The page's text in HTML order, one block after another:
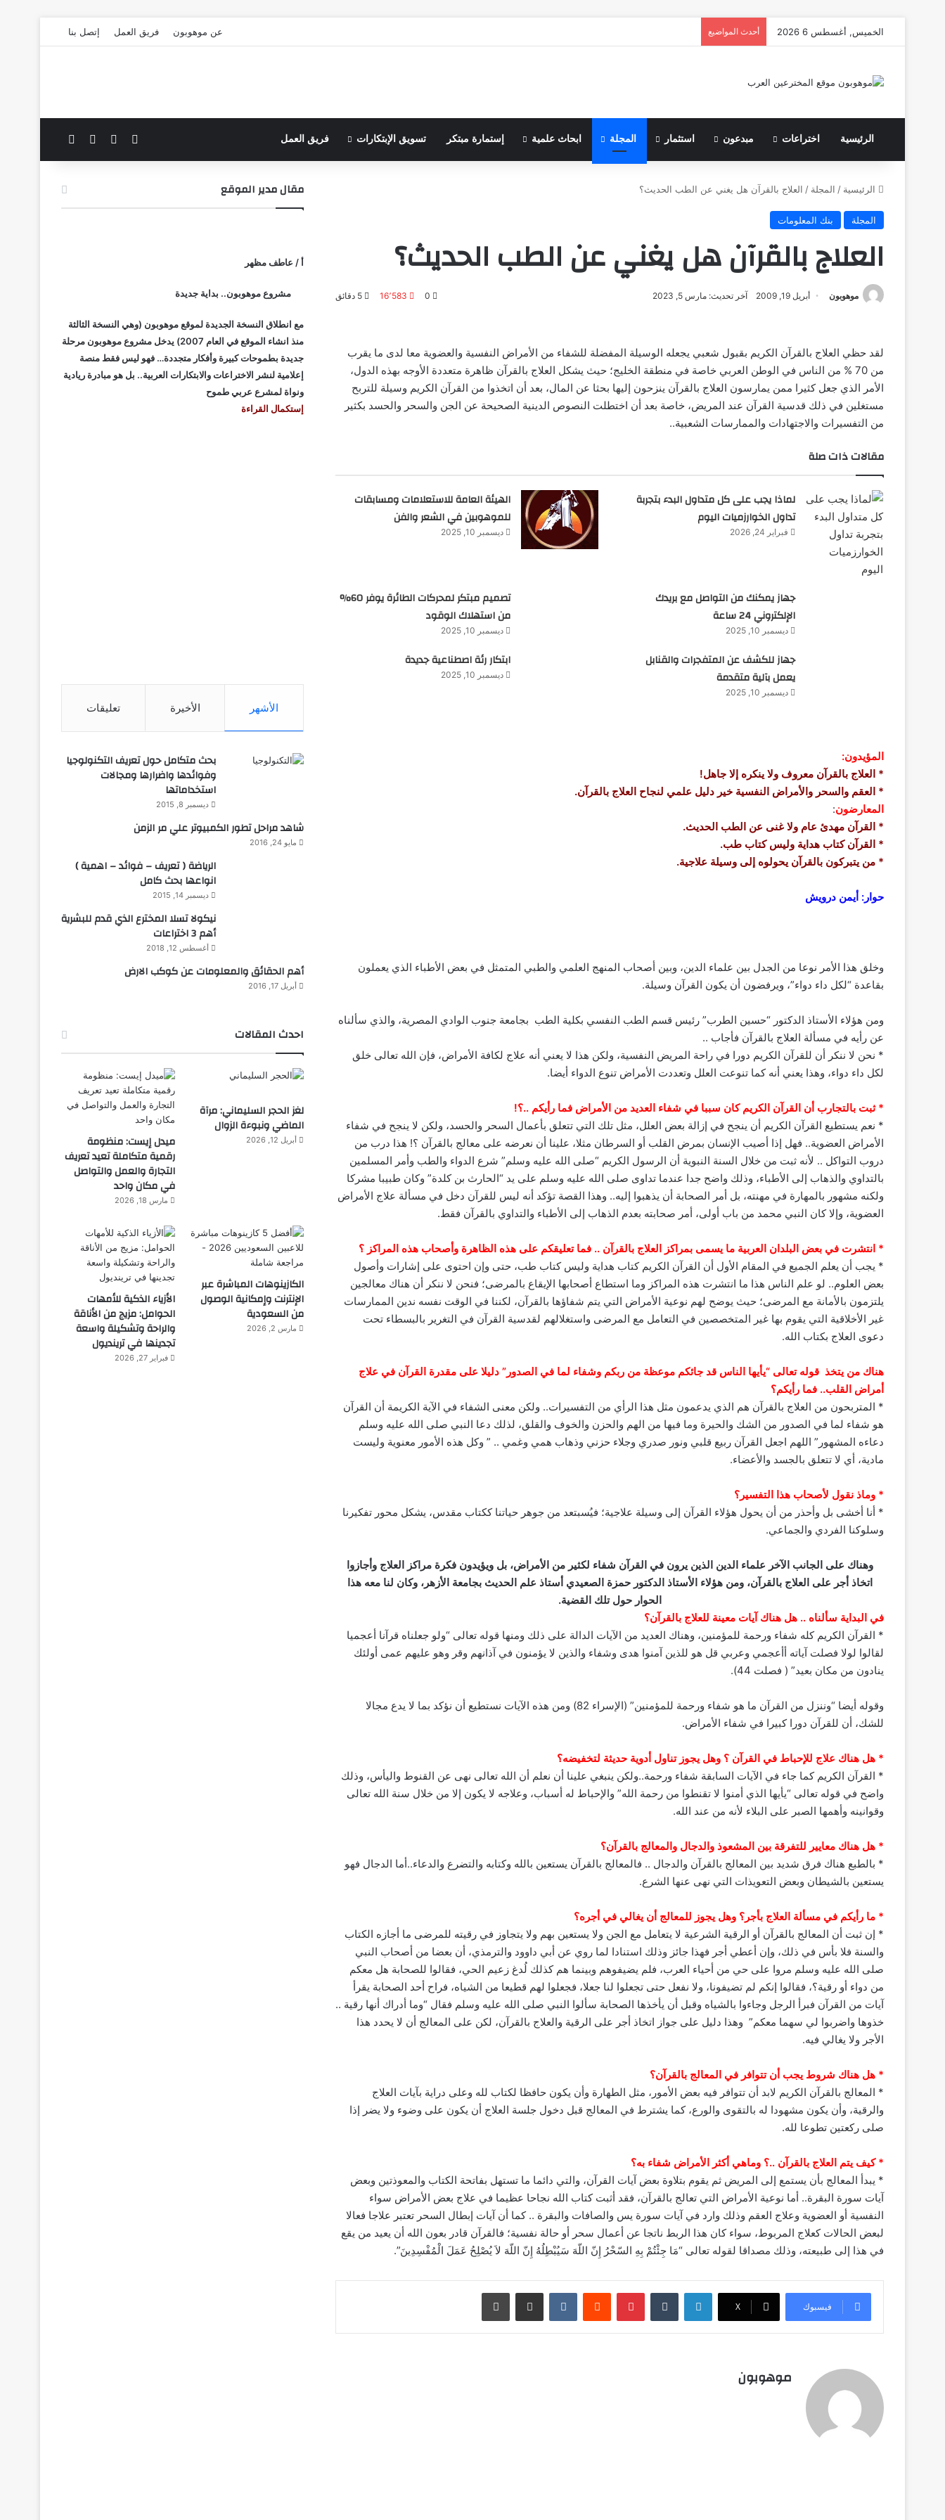
الخميس, أغسطس 6 2026 أحدث المواضيع عن موهوبون فريق العمل إتصل بنا
الرئيسية اختراعات مبدعون استثمار المجلة ابحاث علمية إستمارة مبتكر تسويق الإبتكارات فريق العمل فيسبوك الوضع المظلم
الرئيسية / المجلة / العلاج بالقرآن هل يغني عن الطب الحديث؟
المجلة بنك المعلومات
العلاج بالقرآن هل يغني عن الطب الحديث؟
موهوبون أبريل 19, 2009 آخر تحديث: مارس 5, 2023 0 16٬583
لقد حظي العلاج بالقرآن الكريم بقبول شعبي يجعله الوسيلة المفضلة للشفاء من الأمراض النفسية والعضوية معا لدى ما يقرب
من 70 % من الناس في الوطن العربي خاصة في منطقة الخليج؛ حيث يشكل العلاج بالقرآن ظاهرة متعددة الأوجه بهذه الدول،
الأمر الذي جعل كثيرا ممن يمارسون العلاج بالقرآن ينزحون إليها بحثا عن المال، بعد أن اتخذوا من القرآن الكريم وسيلة للتربح
مستغلين في ذلك قدسية القرآن عند المريض، خاصة بعد أن اختطلت النصوص الدينية الصحيحة عن الجن والسحر والحسد بكثير
من التفسيرات والاجتهادات والممارسات الشعبية..
مقالات ذات صلة
لماذا يجب على كل متداول البدء بتجربة
تداول الخوارزميات اليوم
فبراير 24, 2026
الهيئة العامة للاستعلامات ومسابقات
للموهوبين في الشعر والفن
ديسمبر 10, 2025
جهاز يمكنك من التواصل مع بريدك
الإلكتروني 24 ساعة
ديسمبر 10, 2025
تصميم مبتكر لمحركات الطائرة يوفر 60%
من استهلاك الوقود
ديسمبر 10, 2025
جهاز للكشف عن المتفجرات والقنابل
يعمل بآلية متقدمة
ديسمبر 10, 2025
ابتكار رئة اصطناعية جديدة
ديسمبر 10, 2025
المؤيدون:
* العلاج بالقرآن معروف ولا ينكره إلا جاهل!
* العقم والسحر والأمراض النفسية خير دليل علمي لنجاح العلاج بالقرآن.
المعارضون:
* القرآن مهدئ عام ولا غنى عن الطب الحديث.
* القرآن كتاب هداية وليس كتاب طب.
* من يتبركون بالقرآن يحولوه إلى وسيلة علاجية.
حوار: أيمن درويش
وخلق هذا الأمر نوعا من الجدل بين علماء الدين، وبين أصحاب المنهج العلمي والطبي المتمثل في بعض الأطباء الذي يعملون
بقاعدة “لكل داء دواء”، ويرفضون أن يكون القرآن وسيلة.
ومن هؤلاء الأستاذ الدكتور “حسين الطرب” رئيس قسم الطب النفسي بكلية الطب بجامعة جنوب الوادي المصرية، والذي سألناه
عن رأيه في مسألة العلاج بالقرآن فأجاب ..
* نحن لا ننكر أن للقرآن الكريم دورا في راحة المريض النفسية، ولكن هذا لا يعني أنه علاج لكافة الأمراض، فإن الله تعالى خلق
لكل داء دواء، وهذا يعني أنه كما تنوعت العلل وتعددت الأمراض تنوع الدواء أيضا.
* ثبت بالتجارب أن القرآن الكريم كان سببا في شفاء العديد من الأمراض فما رأيكم ..؟!
* نعم يستطيع القرآن الكريم أن ينجح في إزالة بعض العلل، مثل تلك التي تتعلق بأعمال السحر والحسد، ولكن لا ينجح في شفاء
الأمراض العضوية.. فهل إذا أصيب الإنسان بمرض القلب أو السرطان مثلا، علينا أن نعرضه على معالج بالقرآن ؟! هذا درب من
دروب التواكل .. لأنه ثبت من خلال السنة النبوية أن الرسول الكريم “صلى الله عليه وسلم” شرع الدواء والطب وأمر المسلمين
بالتداوي والذهاب إلى الأطباء، وذلك واضح جدا عندما تداوى صلى الله عليه وسلم على يد “الحارث بن كلدة” وكان طبيبا مشركا
ولكنه مشهور بالمهارة في مهنته، بل أمر الصحابة أن يذهبوا إليه.. وهذا القصة تؤكد أنه ليس للقرآن دخل في مسألة علاج الأمراض
العضوية، وإلا كان النبي محمد من باب أولى، أمر صحابته بعدم الذهاب إلى الأطباء والتداوي بالقرآن فقط.
* انتشرت في بعض البلدان العربية ما يسمى بمراكز العلاج بالقرآن .. فما تعليقكم على هذه الظاهرة وأصحاب هذه المراكز ؟
* يجب أن يعلم الجميع في المقام الأول أن القرآن الكريم كتاب هداية وليس كتاب طب، حتى وإن احتوى على إشارات وأصول
بعض العلوم.. لو علم الناس هذا ما انتشرت هذه المراكز وما استطاع أصحابها الإيقاع بالمرضى؛ فنحن لا ننكر أن هناك معالجين
يلتزمون بالأمانة مع المرضى؛ حيث يوضح لهم نوعية الأمراض التي يتم شفاؤها بالقرآن، لكننا في الوقت نفسه ندين الممارسات
غير الأخلاقية التي يقوم بها غير المتخصصين في التعامل مع المرضى واستغلالهم لقدسية القرآن في التغرير بالبسطاء تحت
دعوى العلاج بكتاب الله.
هناك من يتخذ قوله تعالى “يأيها الناس قد جائكم موعظة من ربكم وشفاء لما في الصدور” دليلا على مقدرة القرآن في علاج
أمراض القلب.. فما رأيكم؟
* المتربحون من العلاج بالقرآن هم الذي يدعمون مثل هذا الرأي من التفسيرات.. ولكن معنى الشفاء في الآية الكريمة أن القرآن
هو شفاء لما في الصدور من الشك والحيرة وما فيها من الهم والحزن والخوف والقلق، لذلك دعا النبي صلى الله عليه وسلم
دعاءه المشهور” اللهم اجعل القرآن ربيع قلبي ونور صدري وجلاء حزني وذهاب همي وغمي .. ” وكل هذه الأمور معنوية وليست
مادية، أي لا تتعلق بالجسد والأعضاء.
* وماذ نقول لأصحاب هذا التفسير؟
* أنا أخشى بل وأحذر من أن يحول هؤلاء القرآن إلى وسيلة علاجية؛ فيُسبتعد من جوهر حياتنا ككتاب مقدس، يشكل محور تفكيرنا
وسلوكنا الفردي والجماعي.
وهناك على الجانب الآخر علماء الدين الذين يرون في القرآن شفاء لكثير من الأمراض، بل ويؤيدون فكرة مراكز العلاج وأجازوا
اتخاذ أجر على العلاج بالقرآن، ومن هؤلاء الأستاذ الدكتور حمزة الصعيدي أستاذ علم الحديث بجامعة الأزهر، وكان لنا معه هذا
الحوار حول تلك القضية.
في البداية سألناه .. هل هناك آيات معينة للعلاج بالقرآن؟
* القرآن الكريم كله شفاء ورحمة للمؤمنين، وهناك العديد من الآيات الدالة على ذلك ومنها قوله تعالى “ولو جعلناه قرآنا أعجميا
لقالوا لولا فصلت آياته أأعجمي وعربي قل هو للذين آمنوا هدى وشفاء والذين لا يؤمنون في آذانهم وقر وهو عليهم عمى أولئك
ينادون من مكان بعيد” ( فصلت 44).
وقوله أيضا “وننزل من القرآن ما هو شفاء ورحمة للمؤمنين” (الإسراء 82) ومن هذه الآيات نستطيع أن نؤكد بما لا يدع مجالا
للشك، أن للقرآن دورا كبيرا في شفاء الأمراض.
* هل هناك علاج للإحباط في القرآن ؟ وهل يجوز تناول أدوية حديثة لتخفيضه؟
* القرآن الكريم كما جاء في الآيات السابقة شفاء ورحمة..ولكن ينبغي علينا أن نعلم أن الله تعالى نهى عن القنوط واليأس، وذلك
واضح في قوله تعالى “يأيها الذي أمنوا لا تقنطوا من رحمة الله” والإحباط له أسباب، وعلاجه لا يكون إلا من خلال سنة الله تعالى
وقوانينه وأهمها الصبر على البلاء لأنه من عند الله.
* هل هناك معايير للتفرقة بين المشعوذ والدجال والمعالج بالقرآن؟
* بالطبع هناك فرق شديد بين المعالج بالقرآن والدجال .. فالمعالج بالقرآن يستعين بالله وكتابه والتضرع والدعاء..أما الدجال فهو
يستعين بالشيطان وبعض التعويذات التي نهى عنها الشرع.
* ما رأيكم في مسألة العلاج بأجر؟ وهل يجوز للمعالج أن يغالي في أجره؟
* إن ثبت أن المعالج بالقرآن أو الرقية الشرعية لا يتعامل مع الجن ولا يستعين بهم ولا يتجاوز في رقيته للمرضى ما أجازه الكتاب
والسنة فلا بأس في ذلك، وإن أعطي أجر فهذا جائز وذلك استنادا لما روي عن أبي داوود والترمذي، أن بعضا من أصحاب النبي
صلى الله عليه وسلم مروا على حي من أحياء العرب، فلم يضيفوهم وبينما هم كذلك لُدغ زعيم الحي، فقالوا للصحابة هل معكم
من دواء أو رقية؟، فقالوا إنكم لم تضيفونا، ولا نفعل حتى تجعلوا لنا جعلا، فجعلوا لهم قطيعا من الشياه، فراح أحد الصحابة يقرأ
آيات من القرآن فبرأ الرجل وجاءوا بالشياه وقبل أن يأخذها الصحابة سألوا النبي صلى الله عليه وسلم فقال “وما أدراك أنها رقية ..
خذوها واضربوا لي سهما معكم” وهذا دليل على جواز اتخاذ أجر على الرقية والعلاج بالقرآن، لكن على المعالج أن لا يحدد هذا
الأجر ولا يغالي فيه.
* هل هناك شروط يجب أن تتوافر في المعالج بالقرآن؟
* المعالج بالقرآن الكريم لابد أن تتوافر فيه بعض الأمور، مثل الطهارة وأن يكون حافظا لكتاب لله وعلى دراية بآيات العلاج
والرقية، وأن يكون مشهودا له بالتقوى والورع، كما يشترط في المعالج قبل دخول جلسة العلاج أن يكون على وضوء ولا يضر إذا
صلى ركعتين تطوعا لله.
* كيف يتم العلاج بالقرآن ..؟ وماهي أكثر الأمراض شفاء به؟
* يبدأ المعالج بأن يستمع إلى المريض ثم يقوم بتلاوة بعض آيات القرآن، والتي دائما ما تستهل بفاتحة الكتاب والمعوذتين وبعض
آيات سورة البقرة.. أما نوعية الأمراض التي تعالج بالقرآن، فقد أثبت كتاب الله نجاحا عظيما في علاج بعض الأمراض سواء
النفسية أو العضوية وعلاج العقم وذلك وارد في آيات سورة يس والصافات والبقرة .. كما أن آيات إبطال السحر تعتبر علاجا فعالا
لبعض الحالات كعلاج المربوط، سواء كان هذا الربط ناتجا عن أعمال سحر أو حالة نفسية؛ فالقرآن قادر بعون الله أن يعيد من يقع
في هذا إلى طبيعته، وذلك مصداقا لقوله تعالى “مَا جِئْتُمْ بِهِ السّحْرُ إِنّ اللّهَ سَيُبْطِلُهُ إِنّ اللّهَ لاَ يُصْلِحُ عَمَلَ الْمُفْسِدِينَ”.
فيسبوك ‫X
لينكدإن بينتيريست
موهوبون
مقال مدير الموقع
أ / عاطف مظهر
مشروع موهوبون.. بداية جديدة
مع انطلاق النسخة الجديدة لموقع موهوبون (وهي النسخة الثالثة
منذ انشاء الموقع في العام 2007) يدخل مشروع موهوبون مرحلة
جديدة بطموحات كبيرة وأفكار متجددة… فهو ليس فقط منصة
إعلامية لنشر الاختراعات والابتكارات العربية.. بل هو مبادرة ريادية
ونواة لمشرع عربي طموح
إستكمال القراءة
الأشهر الأخيرة تعليقات
بحث متكامل حول تعريف التكنولوجيا
وفوائدها واضرارها ومجالات
استخداماتها
ديسمبر 8, 2015
شاهد مراحل تطور الكمبيوتر علي مر الزمن
مايو 24, 2016
الرياضة ( تعريف – فوائد – اهمية )
انواعها بحث كامل
ديسمبر 14, 2015
نيكولا تسلا المخترع الذي قدم للبشرية
أهم 3 اختراعات
أغسطس 12, 2018
أهم الحقائق والمعلومات عن كوكب الارض
أبريل 17, 2016
احدث المقالات
لغز الحجر السليماني: مرآة
الماضي ونبوءة الزوال
أبريل 12, 2026
ميدل إيست: منظومة
رقمية متكاملة تعيد تعريف
التجارة والعمل والتواصل
في مكان واحد
مارس 18, 2026
الكازينوهات المباشرة عبر
الإنترنت وإمكانية الوصول
من السعودية
مارس 2, 2026
الأزياء الذكية للأمهات
الحوامل: مزيج من الأناقة
والراحة وتشكيلة واسعة
تجدينها في ترينديول
فبراير 27, 2026